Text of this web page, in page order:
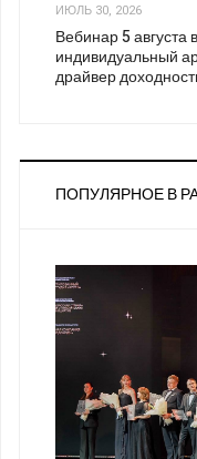
ИЮЛЬ 30, 2026
Вебинар 5 августа
индивидуальный
драйвер
ПОПУЛЯРНОЕ В